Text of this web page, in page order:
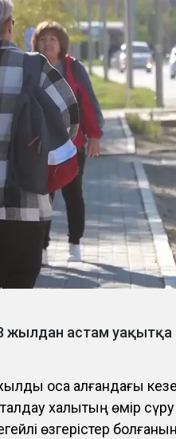
жылдан астам уақытқа
қоса алғандағы
халықтың өмір
өзгерістер